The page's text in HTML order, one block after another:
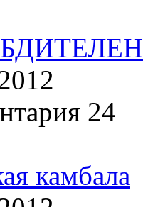
24
камбала